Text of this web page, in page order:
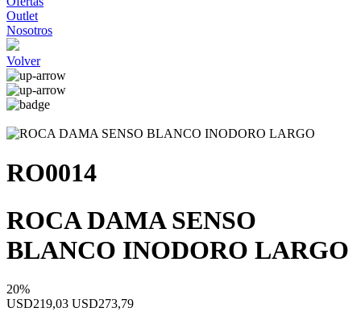
Outlet
Nosotros
Volver
RO0014
ROCA DAMA SENSO
BLANCO INODORO LARGO
20%
USD219,03 USD273,79